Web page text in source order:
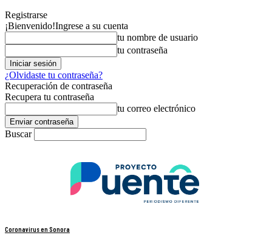
Registrarse
¡Bienvenido!Ingrese a su cuenta
tu nombre de usuario
tu contraseña
¿Olvidaste tu contraseña?
Recuperación de contraseña
Recupera tu contraseña
tu correo electrónico
Buscar
Coronavirus en Sonora